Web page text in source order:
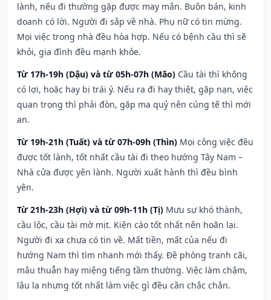
lành, nếu đi thường gặp được may mắn. Buôn bán, kinh
doanh có lời. Người đi sắp về nhà. Phụ nữ có tin mừng.
Mọi việc trong nhà đều hòa hợp. Nếu có bệnh cầu thì sẽ
khỏi, gia đình đều mạnh khỏe.
Từ 17h-19h (Dậu) và từ 05h-07h (Mão) Cầu tài thì không
có lợi, hoặc hay bị trái ý. Nếu ra đi hay thiệt, gặp nạn, việc
quan trọng thì phải đòn, gặp ma quỷ nên cúng tế thì mới
an.
Từ 19h-21h (Tuất) và từ 07h-09h (Thìn) Mọi công việc đều
được tốt lành, tốt nhất cầu tài đi theo hướng Tây Nam –
Nhà cửa được yên lành. Người xuất hành thì đều bình
yên.
Từ 21h-23h (Hợi) và từ 09h-11h (Tị) Mưu sự khó thành,
cầu lộc, cầu tài mờ mịt. Kiện cáo tốt nhất nên hoãn lại.
Người đi xa chưa có tin về. Mất tiền, mất của nếu đi
hướng Nam thì tìm nhanh mới thấy. Đề phòng tranh cãi,
mâu thuẫn hay miệng tiếng tầm thường. Việc làm chậm,
lâu la nhưng tốt nhất làm việc gì đều cần chắc chắn.